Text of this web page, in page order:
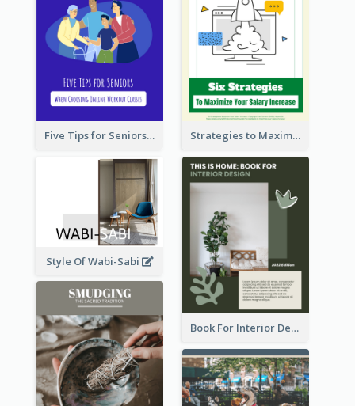
Five Tips for Seniors When Choosing Online Workout Classes Strategies to Maximize Your Salary Increase
Style Of Wabi-Sabi
Book For Interior Design Booklet